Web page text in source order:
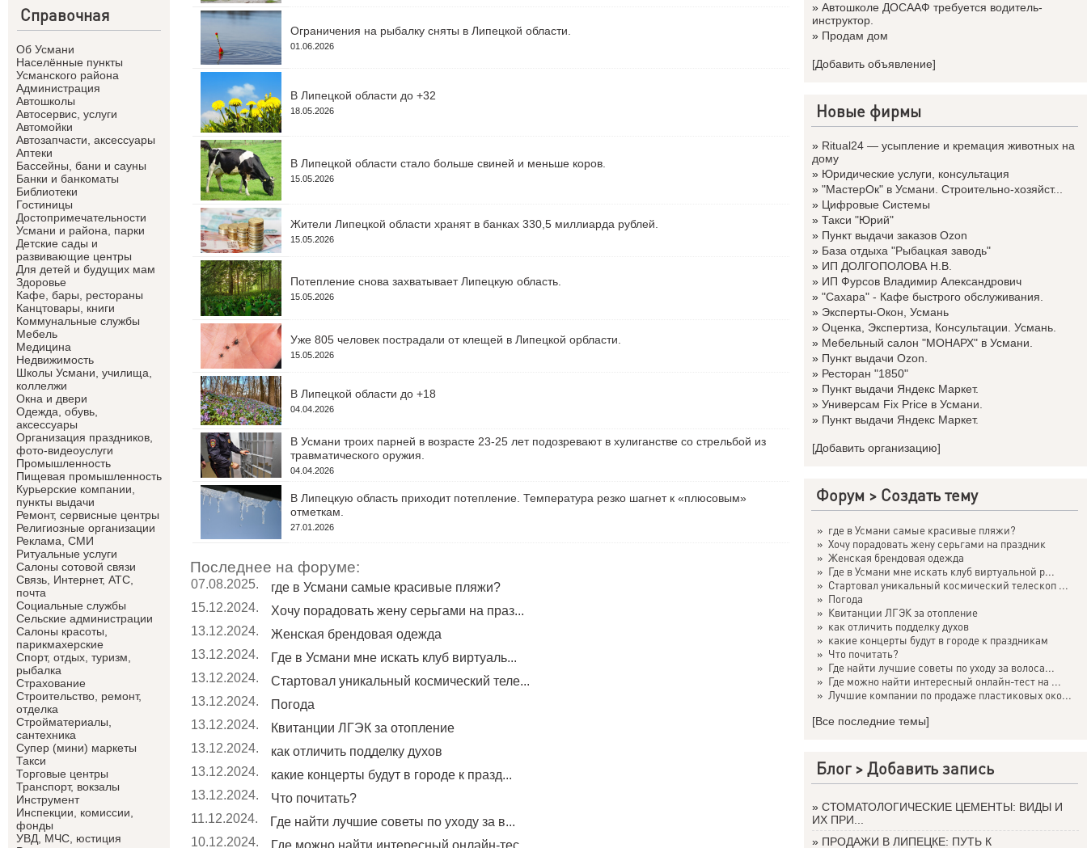
Справочная
Об Усмани
Населённые пункты
Усманского района
Администрация
Автошколы
Автосервис, услуги
Автомойки
Автозапчасти, аксессуары
Аптеки
Бассейны, бани и сауны
Банки и банкоматы
Библиотеки
Гостиницы
Достопримечательности
Усмани и района, парки
Детские сады и
развивающие центры
Для детей и будущих мам
Здоровье
Кафе, бары, рестораны
Канцтовары, книги
Коммунальные службы
Мебель
Медицина
Недвижимость
Школы Усмани, училища,
коллелжи
Окна и двери
Одежда, обувь,
аксессуары
Организация праздников,
фото-видеоуслуги
Промышленность
Пищевая промышленность
Курьерские компании,
пункты выдачи
Ремонт, сервисные центры
Религиозные организации
Реклама, СМИ
Ритуальные услуги
Салоны сотовой связи
Связь, Интернет, АТС,
почта
Социальные службы
Сельские администрации
Салоны красоты,
парикмахерские
Спорт, отдых, туризм,
рыбалка
Страхование
Строительство, ремонт,
отделка
Cтройматериалы,
сантехника
Супер (мини) маркеты
Такси
Торговые центры
Транспорт, вокзалы
Инструмент
Инспекции, комиссии,
фонды
УВД, МЧС, юстиция
Ограничения на рыбалку сняты в Липецкой области.
01.06.2026
В Липецкой области до +32
18.05.2026
В Липецкой области стало больше свиней и меньше коров.
15.05.2026
Жители Липецкой области хранят в банках 330,5 миллиарда рублей.
15.05.2026
Потепление снова захватывает Липецкую область.
15.05.2026
Уже 805 человек пострадали от клещей в Липецкой орбласти.
15.05.2026
В Липецкой области до +18
04.04.2026
В Усмани троих парней в возрасте 23-25 лет подозревают в хулиганстве со стрельбой из
травматического оружия.
04.04.2026
В Липецкую область приходит потепление. Температура резко шагнет к «плюсовым»
отметкам.
27.01.2026
Последнее на форуме:
07.08.2025.
где в Усмани самые красивые пляжи?
15.12.2024.
Хочу порадовать жену серьгами на праз...
13.12.2024.
Женская брендовая одежда
13.12.2024.
Где в Усмани мне искать клуб виртуаль...
13.12.2024.
Стартовал уникальный космический теле...
13.12.2024.
Погода
13.12.2024.
Квитанции ЛГЭК за отопление
13.12.2024.
как отличить подделку духов
13.12.2024.
какие концерты будут в городе к празд...
13.12.2024.
Что почитать?
11.12.2024.
Где найти лучшие советы по уходу за в...
10.12.2024.
Где можно найти интересный онлайн-тес...
» Автошколе ДОСААФ требуется водитель-
инструктор.
» Продам дом
[Добавить объявление]
Новые фирмы
» Ritual24 — усыпление и кремация животных на
дому
» Юридические услуги, консультация
» "МастерОк" в Усмани. Строительно-хозяйст...
» Цифровые Системы
» Такси "Юрий"
» Пункт выдачи заказов Ozon
» База отдыха "Рыбацкая заводь"
» ИП ДОЛГОПОЛОВА Н.В.
» ИП Фурсов Владимир Александрович
» "Сахара" - Кафе быстрого обслуживания.
» Эксперты-Окон, Усмань
» Оценка, Экспертиза, Консультации. Усмань.
» Мебельный салон "МОНАРХ" в Усмани.
» Пункт выдачи Ozon.
» Ресторан "1850"
» Пункт выдачи Яндекс Маркет.
» Универсам Fix Price в Усмани.
» Пункт выдачи Яндекс Маркет.
[Добавить организацию]
Форум > Создать тему
» где в Усмани самые красивые пляжи?
» Хочу порадовать жену серьгами на праздник
» Женская брендовая одежда
» Где в Усмани мне искать клуб виртуальной р...
» Стартовал уникальный космический телескоп ...
» Погода
» Квитанции ЛГЭК за отопление
» как отличить подделку духов
» какие концерты будут в городе к праздникам
» Что почитать?
» Где найти лучшие советы по уходу за волоса...
» Где можно найти интересный онлайн-тест на ...
» Лучшие компании по продаже пластиковых око...
[Все последние темы]
Блог >Добавить запись
» СТОМАТОЛОГИЧЕСКИЕ ЦЕМЕНТЫ: ВИДЫ И
ИХ ПРИ...
» ПРОДАЖИ В ЛИПЕЦКЕ: ПУТЬ К